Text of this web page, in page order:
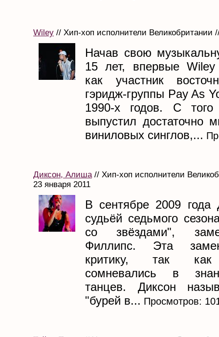
Wiley // Хип-хоп исполнители Великобритании
Начав свою
15 лет, впервые Wiley
как участник
гэридж-группы Pay As
1990-х годов. С
выпустил достаточно
виниловых синглов,...
Диксон, Алиша// Хип-хоп исполнители
23 января 2011
В сентябре 2009 года
судьёй седьмого
со звёздами",
Филлипс. Эта
критику, так как
сомневались в
танцев. Диксон
"бурей в... Просмотров: